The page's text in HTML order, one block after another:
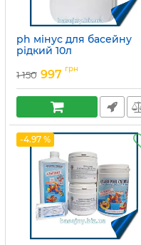
ph мінус для басейну
рідкий 10л
1 150 997 грн
-4.97 %